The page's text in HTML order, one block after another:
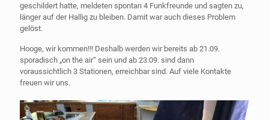
geschildert hatte, meldeten spontan 4 Funkfreunde und sagten zu,
länger auf der Hallig zu bleiben. Damit war auch dieses Problem
gelöst.
Hooge, wir kommen!!! Deshalb werden wir bereits ab 21.09.
sporadisch „on the air“ sein und ab 23.09. sind dann
voraussichtlich 3 Stationen, erreichbar sind. Auf viele Kontakte
freuen wir uns.